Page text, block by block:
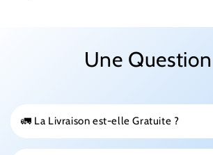
Une
🚛 La Livraison est-elle Gratuite ?